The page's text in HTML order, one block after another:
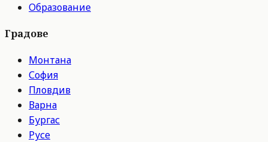
Образование
Градове
Монтана
София
Пловдив
Варна
Бургас
Русе